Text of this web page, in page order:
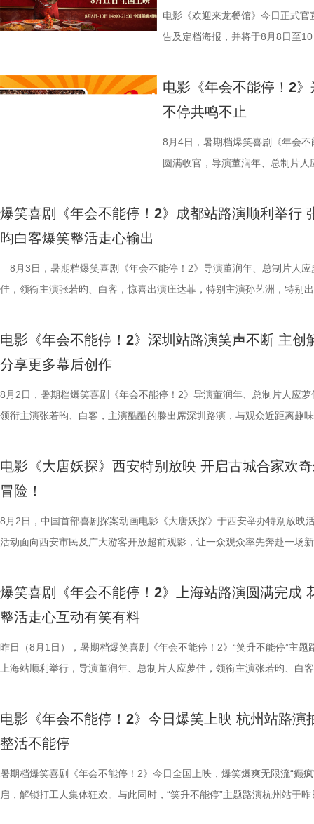
电影《欢迎来龙餐馆》今日正式
告及定档海报，并将于8月8日至
当地结识餐馆经理马俊生（蒋奇
馆从生意渐入正轨到突遭战争打
间形成鲜明反差。定档海报中，
佳肴满桌，与身后未散的硝烟痕
“硬菜”充满期待。《欢迎来龙餐
浩监制，文牧野、郎群力、钟伟
夫主演，李治廷特别出演，谢里夫
情出演。 海报.jpg 沈腾勇闯中东
时代动荡之中。在不断逼近的现
成为故事展开的核心。 1沈腾.jpg
蒋奇明饰演的马俊生分工合作，
景象。然而，突如其来的战火打
火逐渐席卷整座城市。镜头在美
飞。预告前半段喜感松弛，后半
人们对故事走向的好奇，龙餐馆
将走向何方？ 4赛夫.jpg 3沈腾 蒋
前，身后巨幅龙纹折扇展开，东
安穿透画面，为这幅祥和图景铺
前硝烟在后”的对比，将日常烟火
电影《年会不能停！2
不停共鸣不止
8月4日，暑期档爆笑喜剧《年会
圆满收官，导演董润年、总制片
情洋溢。影片讲述了“缺心眼”刘奔
出演，孙艺洲特别主演，田雨、
情出演，童漠男、酷酷的滕、闫
演热情似火 欢笑声中圆满收官 郑
围拉满，张若昀、白客现场比心，
声此起彼伏；化身“诸葛卧龙”的
抛梗调侃，轻松欢乐。 谈及影片
初心，会尽力留下他；总制片人
发言极具正向价值，公司若将其
还有小观众大胆发言，在线喊话主
之时，全体主创向现场观众致以
祝福，爆笑声四起，整场路演就
2》正在全国热映，高能欢乐戏份
花火，不少观众看完直呼“又癫又
展，主创辗转多座城市近距离和
爆笑喜剧《年会不能停！2》成都站路演顺利举行
昀白客爆笑整活走心输出
8月3日，暑期档爆笑喜剧《年会不能停！2》导演董润年、总制片人应
佳，领衔主演张若昀、白客，惊喜出演庄达菲，特别主演孙艺洲，特别
事。现场不同年龄、职业的观众走心分享观影感受，全程欢笑与掌声交
卡”，由此开启掀桌狂欢、打脸逆袭的全新脑洞故事，由董润年执导，应
担任总制片人，张若昀、白客、高叶领衔主演，大鹏、庄达菲惊喜出演
洲特别主演，田雨、王耀庆特别出演，李乃文、李晨、欧阳奋强友情出
在爆笑热映，一起走进影院越笑越大「升」！ 成都站路演顺利
携张若昀、白客、庄达菲、孙艺洲、田雨、欧阳奋强等一众主创现身，
后交流兼具趣味互动与走心分享，收获现场观众热烈反响。现场观众发
表情管理小游戏，结合加班、功劳被抢、团建取消等各类扎心场景让各
牌比心名场面等，各类花活接连呈现，笑声此起彼伏。 导演董
自己内心所求就能跳出循环；谈及现实与理想主义的冲突，总制片人应
合亲身经历，坦言看清现实后依旧坚守理想主义才是独属于自己的人生
真挚发言令现场观众动容落泪；张若昀亦对此有所解读，他表示刘奔虽
一番；面对年轻观众对未来职场的焦虑，白客送上通透的人生态度，他
自己能成为这个角色，并且愿意为一切后果负责，就可以”；庄达菲则分
怡然不内耗、勇敢追梦的角色内核，为观众送上 “四面八方皆是前方” 的
语；孙艺洲、田雨互评所饰演角色Peter和Bob的心眼，欧阳奋强也以片
电影《年会不能停！2》深圳站路演笑声不断 主创
分享更多幕后创作
8月2日，暑期档爆笑喜剧《年会不能停！2》导演董润年、总制片人应萝
领衔主演张若昀、白客，主演酷酷的滕出席深圳路演，与观众近距离趣
气”马杰包子铺“癫疯”相遇、喜提“无限流体验卡”，由此开启掀桌狂欢、
叶领衔主演，大鹏、庄达菲惊喜出演，孙艺洲特别主演，田雨、王耀庆
演，李乃文、李晨、欧阳奋强友情出演，童漠男、酷酷的滕、闫佩伦主
汉良特邀出演。影片猫眼电影开分9.6，正在爆笑热映，一起走进影院越
场，董润年、应萝佳、张若昀、白客、酷酷的滕等主创齐聚亮相，现场
共同嗨聊，氛围热烈。现场趣味互动花样不断，张若昀复刻假面骑士、
择“马”系人设、一起说“爱你呦”等整活轮番上演，欢声笑语贯穿全程。 现
众提问刘马组合穿越闯关是否也对应《西游记》里师徒取经的情节，导
掌名场面对应《水浒传》除暴安良的侠义底色、片中 “卧龙凤雏”“三顾茅
“宝二爷直接变身董事长”。 他表示，创作时特意将中华传统文化融入故
望观众观影时能读出独有的熟悉感与亲切感；制片人应萝佳谈及现实与
义，她表示如果现实环境一时半会难以改变，不如先走进影院开心：“随
电影《大唐妖探》西安特别放映 开启古城合家欢
冒险！
8月2日，中国首部喜剧探案动画电影《大唐妖探》于西安举办特别放映
活动面向西安市民及广大游客开放超前观影，让一众观众率先奔赴一场
觉奇观。不少携孩子一同观影的家长纷纷表示：“孩子看得很开心”“让孩
名不分先后）领衔声音出演，将于8月8日全国上映，目前正在火热预售
1.jpg 此次影片选择在西安开启特别放映，正是出于对千年长安盛唐底蕴
敬。影片以万国来朝的大唐为故事背景，将机械动能与唐代都市风貌相
城”。此外，主创团队还依托“八水绕长安”的经典水系布局，设计贯穿整
具想象力的大唐奇幻都市图景。 2.jpg 作为暑期档适配全年龄段的合家欢
电影，《大唐妖探》满足了大小观众双向适配的观影体验。对小朋友而
片跌宕起伏的探案冒险故事，能够让孩子在奇幻的机关世界中开拓眼界
爆笑喜剧《年会不能停！2》上海站路演圆满完成
整活走心互动有笑有料
昨日（8月1日），暑期档爆笑喜剧《年会不能停！2》“笑升不能停”主题
上海站顺利举行，导演董润年、总制片人应萝佳，领衔主演张若昀、白
后，惊喜互动不断。影片已于昨日全国公映，猫眼电影开分9.6，爆笑爆
片讲述了“缺心眼”刘奔与“没脾气”马杰包子铺“癫疯”相遇、喜提“无限流体
卡”，由此开启掀桌狂欢、打脸逆袭的全新脑洞故事，由董润年执导，应
担任总制片人，张若昀、白客、高叶领衔主演，大鹏、庄达菲惊喜出演
电影《年会不能停！2》今日爆笑上映 杭州站路演
整活不能停
暑期档爆笑喜剧《年会不能停！2》今日全国上映，爆笑爆爽无限流“癫疯
启，解锁打工人集体狂欢。与此同时，“笑升不能停”主题路演杭州站于昨